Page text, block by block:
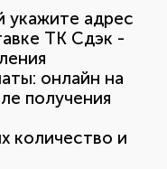
укажите адрес
ТК Сдэк -
онлайн на
получения
количество и